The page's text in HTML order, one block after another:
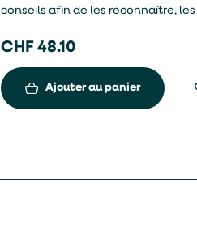
conseils afin de les reconnaître,
CHF 48.10
Ajouter au panier